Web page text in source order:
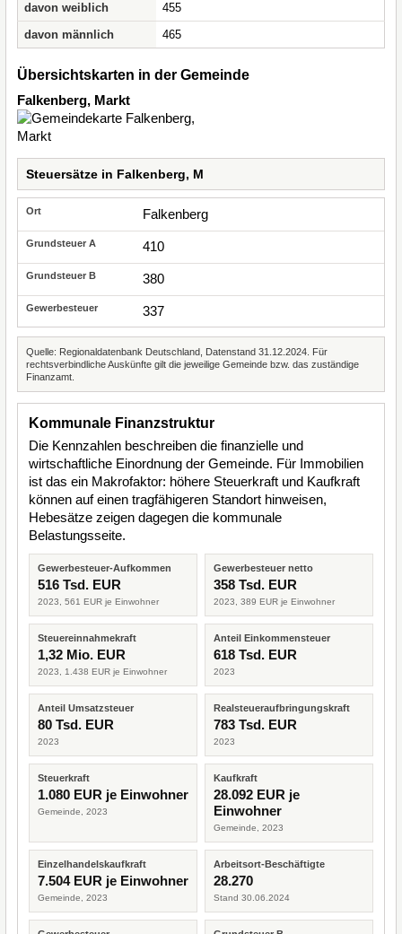
davon weiblich
455
davon männlich
465
Übersichtskarten in der Gemeinde
Falkenberg, Markt
Steuersätze in Falkenberg, M
Falkenberg
410
380
337
Quelle: Regionaldatenbank Deutschland, Datenstand 31.12.2024. Für
rechtsverbindliche Auskünfte gilt die jeweilige Gemeinde bzw. das zuständige
Finanzamt.
Kommunale Finanzstruktur
Die Kennzahlen beschreiben die finanzielle und
wirtschaftliche Einordnung der Gemeinde. Für Immobilien
ist das ein Makrofaktor: höhere Steuerkraft und Kaufkraft
können auf einen tragfähigeren Standort hinweisen,
Hebesätze zeigen dagegen die kommunale
Belastungsseite.
Gewerbesteuer-Aufkommen
516 Tsd. EUR
2023, 561 EUR je Einwohner
Gewerbesteuer netto
358 Tsd. EUR
2023, 389 EUR je Einwohner
Steuereinnahmekraft
1,32 Mio. EUR
2023, 1.438 EUR je Einwohner
Anteil Einkommensteuer
618 Tsd. EUR
2023
Anteil Umsatzsteuer
80 Tsd. EUR
2023
Realsteueraufbringungskraft
783 Tsd. EUR
2023
Steuerkraft
1.080 EUR je Einwohner
Gemeinde, 2023
Kaufkraft
28.092 EUR je
Einwohner
Gemeinde, 2023
Einzelhandelskaufkraft
7.504 EUR je Einwohner
Gemeinde, 2023
Arbeitsort-Beschäftigte
28.270
Stand 30.06.2024